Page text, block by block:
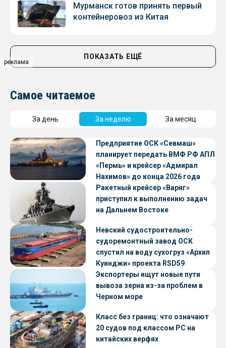
реклама
Мурманск готов принять первый
контейнеровоз из Китая
ПОКАЗАТЬ ЕЩЁ
Самое читаемое
За день За неделю За месяц
Предприятие ОСК «Севмаш»
планирует передать ВМФ РФ АПЛ
«Пермь» и крейсер «Адмирал
Нахимов» до конца 2026 года
Ракетный крейсер «Варяг»
приступил к выполнению задач
на Дальнем Востоке
Невский судостроительно-
судоремонтный завод ОСК
спустил на воду сухогруз «Архип
Куинджи» проекта RSD59
Экспортеры ищут новые пути
вывоза зерна из-за проблем в
Черном море
Класс без границ: что означают
20 судов под классом РС на
китайских верфях